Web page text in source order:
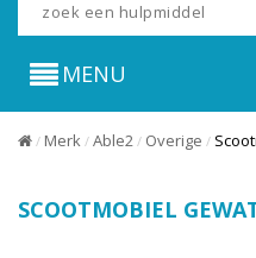
MENU
/ Merk / Able2 / Overige /
SCOOTMOBIEL